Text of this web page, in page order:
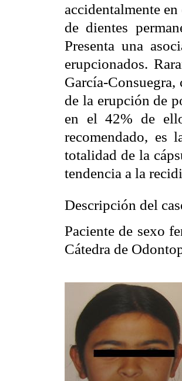
accidentalmente
de dientes
Presenta una
erupcionados.
García-
de la erupción de
en el 42% de
recomendado, es
totalidad de la
tendencia a la
Descripción del
Paciente de sexo
Cátedra de